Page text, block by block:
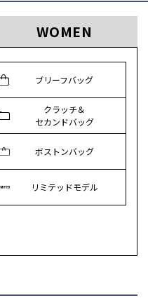
WOMEN
ブリーフバッグ
クラッチ＆
セカンドバッグ
ボストンバッグ
リミテッドモデル